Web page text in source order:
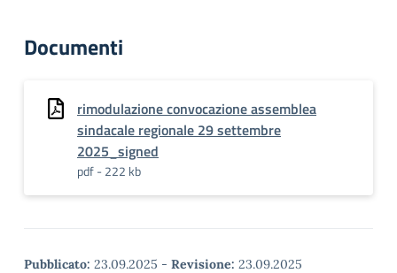
Documenti
rimodulazione convocazione assemblea
sindacale regionale 29 settembre
2025_signed
pdf - 222 kb
Pubblicato: 23.09.2025 - Revisione: 23.09.2025